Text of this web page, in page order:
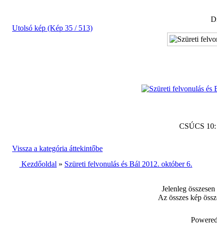
Utolsó kép (Kép 35 / 513)
CSÚCS
Vissza a kategória áttekintőbe
Kezdőoldal » Szüreti felvonulás és Bál 2012. október 6.
Jelenleg
Az összes kép